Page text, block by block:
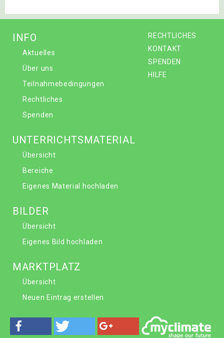
RECHTLICHES
KONTAKT
SPENDEN
HILFE
INFO
Aktuelles
Über uns
Teilnahmebedingungen
Rechtliches
Spenden
UNTERRICHTSMATERIAL
Übersicht
Bereiche
Eigenes Material hochladen
BILDER
Übersicht
Eigenes Bild hochladen
MARKTPLATZ
Übersicht
Neuen Eintrag erstellen